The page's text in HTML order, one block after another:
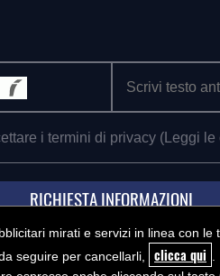
i termini di privacy (Leggi le
RICHIESTA INFORMAZIONI
mirati e servizi in linea con le
seguire per cancellarli,
clicca qui